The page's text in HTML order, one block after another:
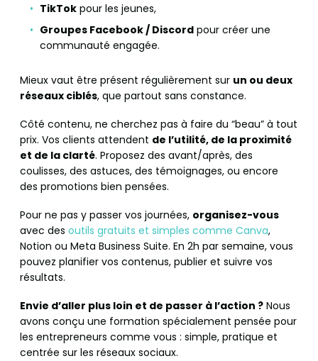
TikTok pour les jeunes,
Groupes Facebook / Discord pour créer une
communauté engagée.
Mieux vaut être présent régulièrement sur un ou deux
réseaux ciblés, que partout sans constance.
Côté contenu, ne cherchez pas à faire du “beau” à tout
prix. Vos clients attendent de l’utilité, de la proximité
et de la clarté. Proposez des avant/après, des
coulisses, des astuces, des témoignages, ou encore
des promotions bien pensées.
Pour ne pas y passer vos journées, organisez-vous
avec des outils gratuits et simples comme Canva,
Notion ou Meta Business Suite. En 2h par semaine, vous
pouvez planifier vos contenus, publier et suivre vos
résultats.
Envie d’aller plus loin et de passer à l’action ? Nous
avons conçu une formation spécialement pensée pour
les entrepreneurs comme vous : simple, pratique et
centrée sur les réseaux sociaux.